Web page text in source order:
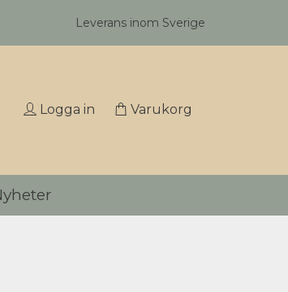
Leverans inom Sverige
Logga in Varukorg